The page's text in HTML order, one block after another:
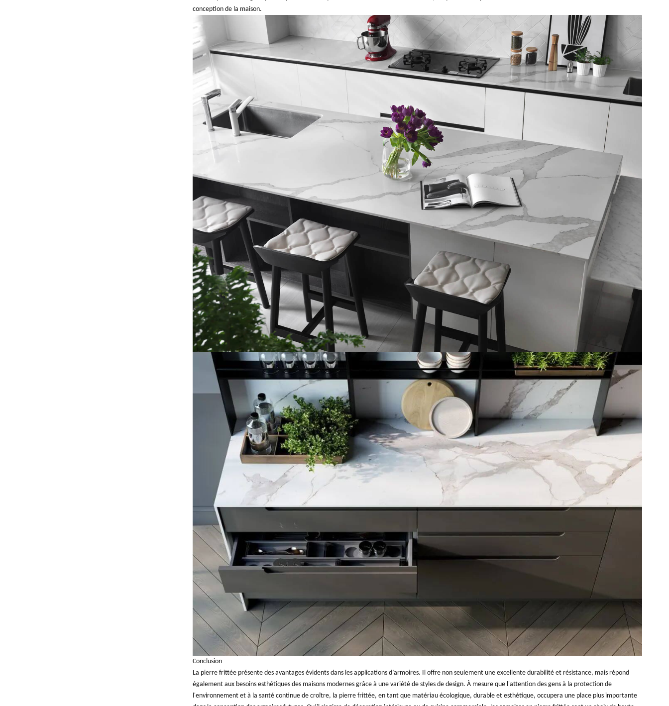
conception de la maison.
Conclusion
La pierre frittée présente des avantages évidents dans les applications d’armoires. Il offre non seulement une excellente durabilité et résistance, mais répond
également aux besoins esthétiques des maisons modernes grâce à une variété de styles de design. À mesure que l'attention des gens à la protection de
l'environnement et à la santé continue de croître, la pierre frittée, en tant que matériau écologique, durable et esthétique, occupera une place plus importante